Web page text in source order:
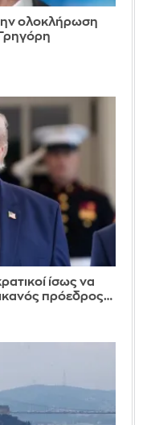
ολοκλήρωση
ίσως να
πρόεδρος…